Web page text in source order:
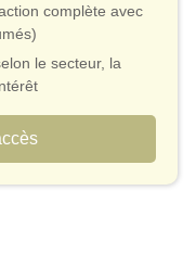
complète avec
le secteur, la
effectif aussi bas
validation et les